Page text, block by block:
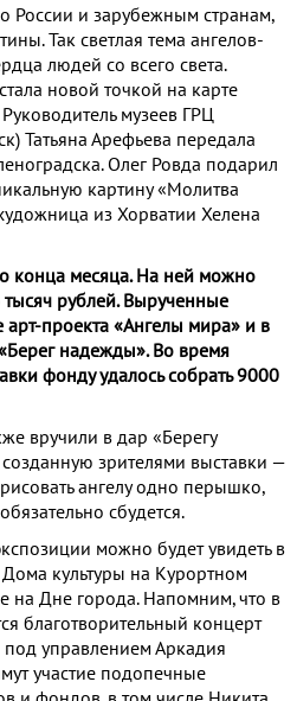
России и зарубежным странам,
Так светлая тема ангелов-
людей со всего света.
новой точкой на карте
музеев ГРЦ
Татьяна Арефьева передала
Олег Ровда подарил
картину «Молитва
из Хорватии Хелена
конца месяца. На ней можно
рублей. Вырученные
арт-проекта «Ангелы мира» и в
надежды». Во время
фонду удалось собрать 9000
вручили в дар «Берегу
зрителями выставки —
ангелу одно перышко,
сбудется.
можно будет увидеть в
Дома культуры на Курортном
на Дне города. Напомним, что в
благотворительный концерт
управлением Аркадия
участие подопечные